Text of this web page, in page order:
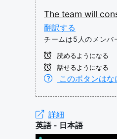
The team will
翻訳する
チームは5人のメンバ
読めるようになる
話せるようになる
このボタンはな
詳細
英語 - 日本語